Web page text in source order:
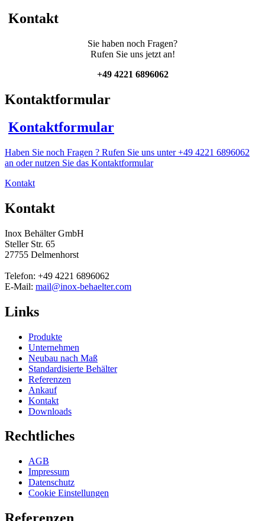
Kontakt
Sie haben noch Fragen?
Rufen Sie uns jetzt an!
+49 4221 6896062
Kontaktformular
Kontaktformular
Haben Sie noch Fragen ? Rufen Sie uns unter +49 4221 6896062
an oder nutzen Sie das Kontaktformular
Kontakt
Kontakt
Inox Behälter GmbH
Steller Str. 65
27755 Delmenhorst
Telefon: +49 4221 6896062
E-Mail: mail@inox-behaelter.com
Links
Produkte
Unternehmen
Neubau nach Maß
Standardisierte Behälter
Referenzen
Ankauf
Kontakt
Downloads
Rechtliches
AGB
Impressum
Datenschutz
Cookie Einstellungen